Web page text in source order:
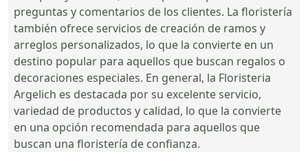
preguntas y comentarios de los clientes. La floristería
también ofrece servicios de creación de ramos y
arreglos personalizados, lo que la convierte en un
destino popular para aquellos que buscan regalos o
decoraciones especiales. En general, la Floristeria
Argelich es destacada por su excelente servicio,
variedad de productos y calidad, lo que la convierte
en una opción recomendada para aquellos que
buscan una floristería de confianza.